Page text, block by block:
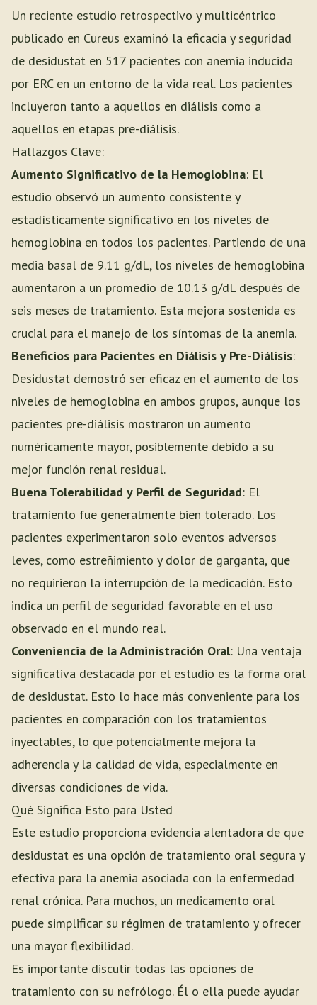
Un reciente estudio retrospectivo y multicéntrico
publicado en Cureus examinó la eficacia y seguridad
de desidustat en 517 pacientes con anemia inducida
por ERC en un entorno de la vida real. Los pacientes
incluyeron tanto a aquellos en diálisis como a
aquellos en etapas pre-diálisis.
Hallazgos Clave:
Aumento Significativo de la Hemoglobina: El
estudio observó un aumento consistente y
estadísticamente significativo en los niveles de
hemoglobina en todos los pacientes. Partiendo de una
media basal de 9.11 g/dL, los niveles de hemoglobina
aumentaron a un promedio de 10.13 g/dL después de
seis meses de tratamiento. Esta mejora sostenida es
crucial para el manejo de los síntomas de la anemia.
Beneficios para Pacientes en Diálisis y Pre-Diálisis:
Desidustat demostró ser eficaz en el aumento de los
niveles de hemoglobina en ambos grupos, aunque los
pacientes pre-diálisis mostraron un aumento
numéricamente mayor, posiblemente debido a su
mejor función renal residual.
Buena Tolerabilidad y Perfil de Seguridad: El
tratamiento fue generalmente bien tolerado. Los
pacientes experimentaron solo eventos adversos
leves, como estreñimiento y dolor de garganta, que
no requirieron la interrupción de la medicación. Esto
indica un perfil de seguridad favorable en el uso
observado en el mundo real.
Conveniencia de la Administración Oral: Una ventaja
significativa destacada por el estudio es la forma oral
de desidustat. Esto lo hace más conveniente para los
pacientes en comparación con los tratamientos
inyectables, lo que potencialmente mejora la
adherencia y la calidad de vida, especialmente en
diversas condiciones de vida.
Qué Significa Esto para Usted
Este estudio proporciona evidencia alentadora de que
desidustat es una opción de tratamiento oral segura y
efectiva para la anemia asociada con la enfermedad
renal crónica. Para muchos, un medicamento oral
puede simplificar su régimen de tratamiento y ofrecer
una mayor flexibilidad.
Es importante discutir todas las opciones de
tratamiento con su nefrólogo. Él o ella puede ayudar